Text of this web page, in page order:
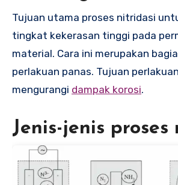
Tujuan utama proses nitridasi
tingkat kekerasan tinggi pada
material. Cara ini merupakan
perlakuan panas. Tujuan
mengurangi dampak korosi.
Jenis-jenis